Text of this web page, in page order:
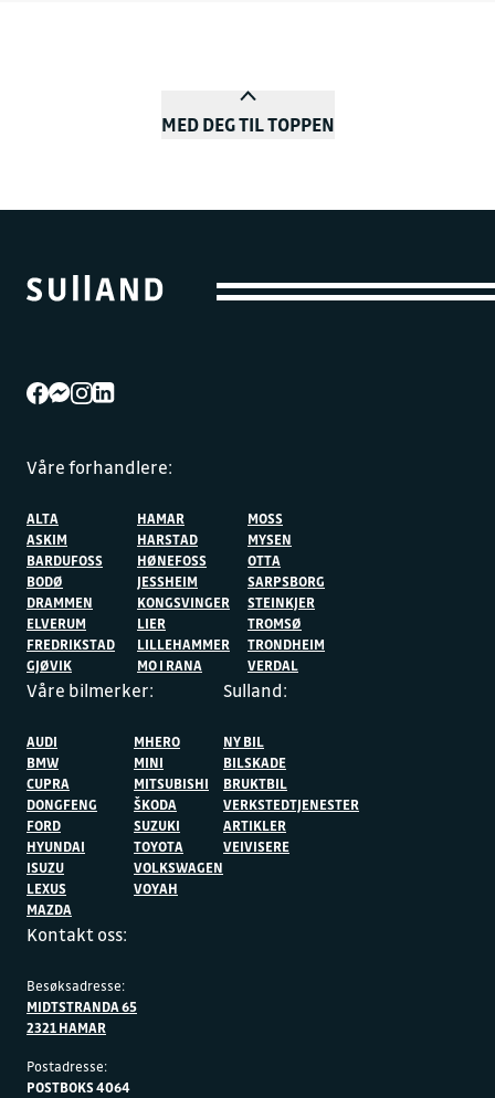
MED DEG TIL TOPPEN
Våre forhandlere:
ALTA
ASKIM
BARDUFOSS
BODØ
DRAMMEN
ELVERUM
FREDRIKSTAD
GJØVIK
HAMAR
HARSTAD
HØNEFOSS
JESSHEIM
KONGSVINGER
LIER
LILLEHAMMER
MO I RANA
MOSS
MYSEN
OTTA
SARPSBORG
STEINKJER
TROMSØ
TRONDHEIM
VERDAL
Våre bilmerker:
AUDI
BMW
CUPRA
DONGFENG
FORD
HYUNDAI
ISUZU
LEXUS
MAZDA
MHERO
MINI
MITSUBISHI
ŠKODA
SUZUKI
TOYOTA
VOLKSWAGEN
VOYAH
Sulland:
NY BIL
BILSKADE
BRUKTBIL
VERKSTEDTJENESTER
ARTIKLER
VEIVISERE
Kontakt oss:
Besøksadresse:
MIDTSTRANDA 65
2321 HAMAR
Postadresse:
POSTBOKS 4064